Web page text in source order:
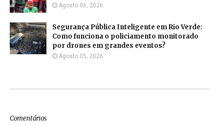
Agosto 06, 2026
Segurança Pública Inteligente em Rio Verde:
Como funciona o policiamento monitorado
por drones em grandes eventos?
Agosto 05, 2026
Comentários